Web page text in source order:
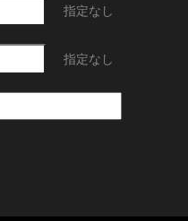
指定なし
指定なし